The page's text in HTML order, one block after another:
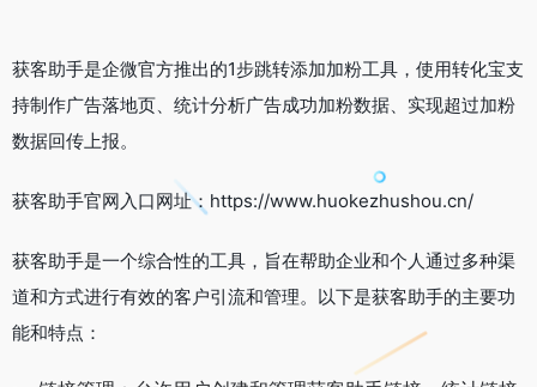
获客助手是企微官方推出的1步跳转添加加粉工具，使用转化宝支
持制作广告落地页、统计分析广告成功加粉数据、实现超过加粉
数据回传上报。
获客助手官网入口网址：https://www.huokezhushou.cn/
获客助手是一个综合性的工具，旨在帮助企业和个人通过多种渠
道和方式进行有效的客户引流和管理。以下是获客助手的主要功
能和特点：